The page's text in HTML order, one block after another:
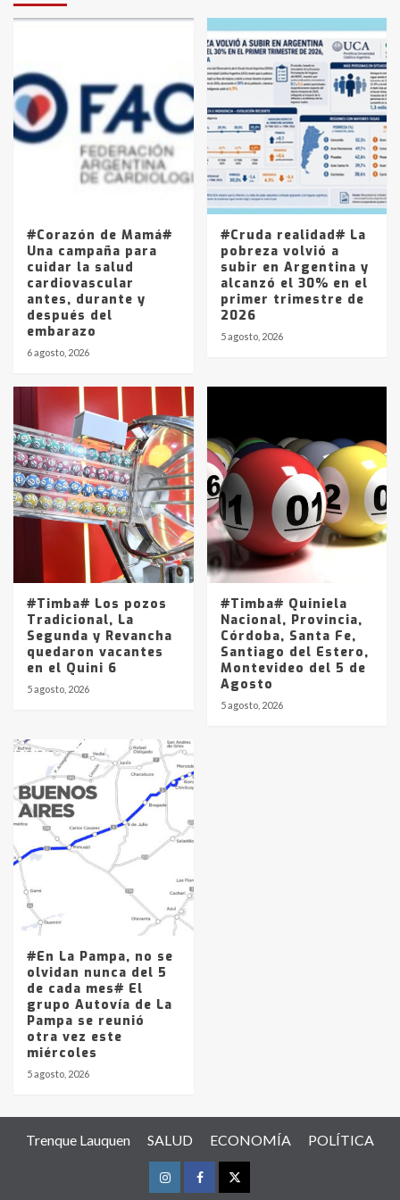
3
en la mañana del lunes
4
Accidente en Ruta 5: falleció un
joven de Trenque Lauquen
Los precios de los combustibles en
La Pampa, desde YPF hasta Axion
entre 857 a 1338 pesos
#Corazón de Mamá#
Una campaña para
cuidar la salud
cardiovascular
antes, durante y
después del
embarazo
6 agosto, 2026
#Cruda realidad# La
pobreza volvió a
subir en Argentina y
alcanzó el 30% en el
primer trimestre de
2026
5 agosto, 2026
#Timba# Los pozos
Tradicional, La
Segunda y Revancha
quedaron vacantes
en el Quini 6
5 agosto, 2026
#Timba# Quiniela
Nacional, Provincia,
Córdoba, Santa Fe,
Santiago del Estero,
Montevideo del 5 de
Agosto
5 agosto, 2026
#En La Pampa, no se
olvidan nunca del 5
de cada mes# El
grupo Autovía de La
Pampa se reunió
otra vez este
miércoles
5 agosto, 2026
Trenque Lauquen SALUD ECONOMÍA POLÍTICA
InstagramFacebookTwitter